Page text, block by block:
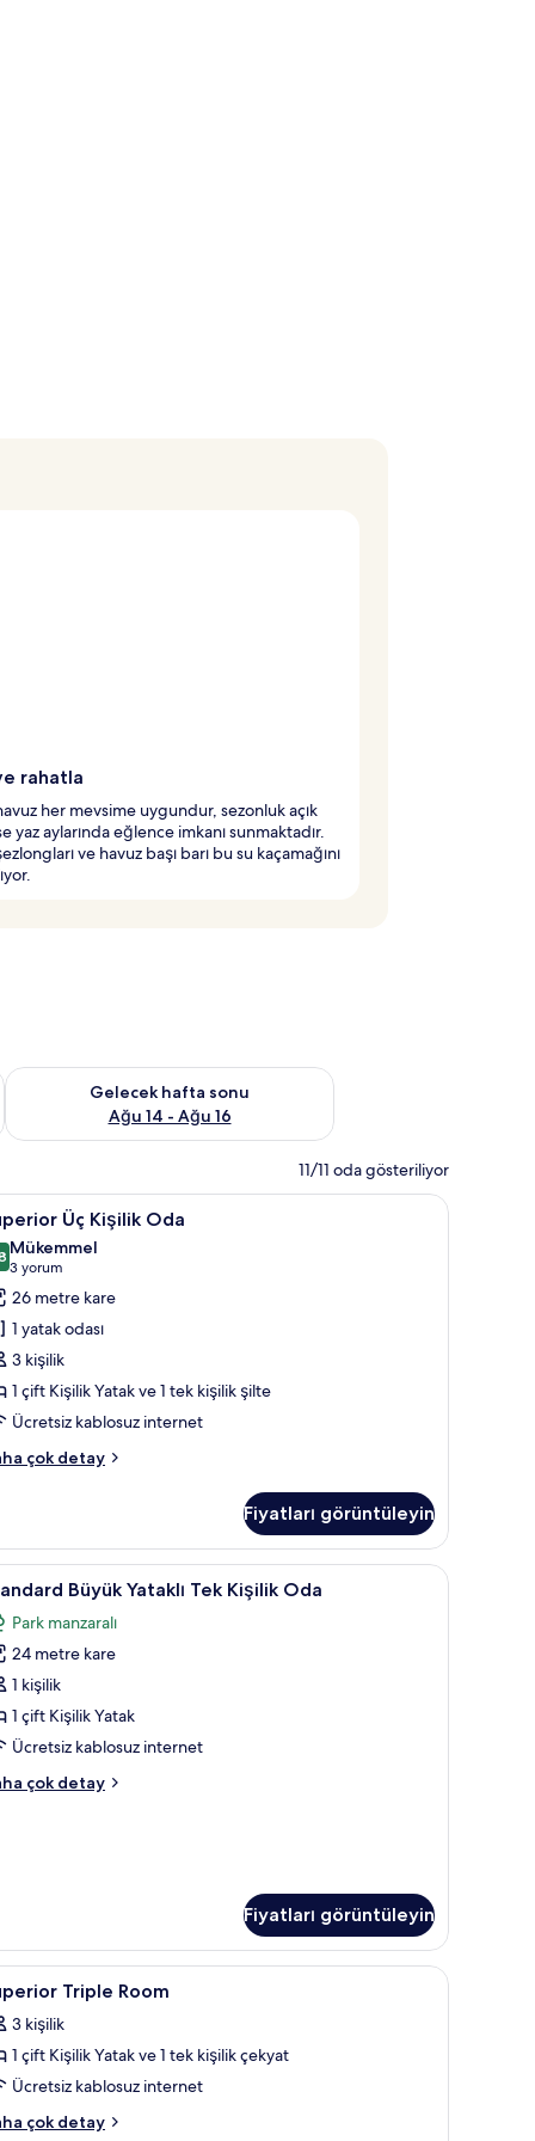
rahatla
her mevsime uygundur, sezonluk açık
yaz aylarında eğlence imkanı sunmaktadır.
ve havuz başı barı bu su kaçamağını
7 - Ağu 9
Gelecek hafta sonu
Ağu 14 - Ağu 16
Önümüzdeki hafta sonu için müsaitliği kontrol et Ağu 14 -
11/11 oda gösteriliyor
Oda | Minibar, odada kasa, masa, güneşlik/perdeSuperior Üç Kişilik Oda | Minibar, odada
7 Üç Kişilik Oda
/ 10
Mükemmel
3 yorum
(3
yorum)
26 metre kare
1 yatak odası
3 kişilik
1 çift Kişilik Yatak ve 1 tek kişilik şilte
Ücretsiz kablosuz internet
çok detay
Fiyatları görüntüleyin
kasa, masa, güneşlik/perde Minibar, odada kasa, masa, güneşlik/perde
7 Büyük Yataklı Tek Kişilik Oda
Park manzaralı
24 metre kare
1 kişilik
1 çift Kişilik Yatak
Ücretsiz kablosuz internet
çok detay
Fiyatları görüntüleyin
Minibar, odada kasa, masa, güneşlik/perde
4 Triple Room
3 kişilik
1 çift Kişilik Yatak ve 1 tek kişilik çekyat
Ücretsiz kablosuz internet
çok detay